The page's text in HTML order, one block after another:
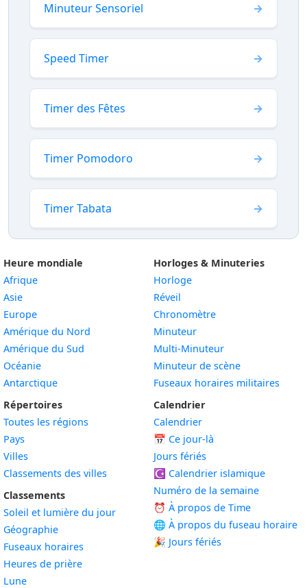
Minuteur Sensoriel
Speed Timer
Timer des Fêtes
Timer Pomodoro
Timer Tabata
Heure mondiale
Afrique
Asie
Europe
Amérique du Nord
Amérique du Sud
Océanie
Antarctique
Répertoires
Toutes les régions
Pays
Villes
Classements des villes
Classements
Soleil et lumière du jour
Géographie
Fuseaux horaires
Heures de prière
Lune
Horloges & Minuteries
Horloge
Réveil
Chronomètre
Minuteur
Multi-Minuteur
Minuteur de scène
Fuseaux horaires militaires
Calendrier
Calendrier
📅 Ce jour-là
Jours fériés
☪️ Calendrier islamique
Numéro de la semaine
⏰ À propos de Time
🌐 À propos du fuseau horaire
🎉 Jours fériés